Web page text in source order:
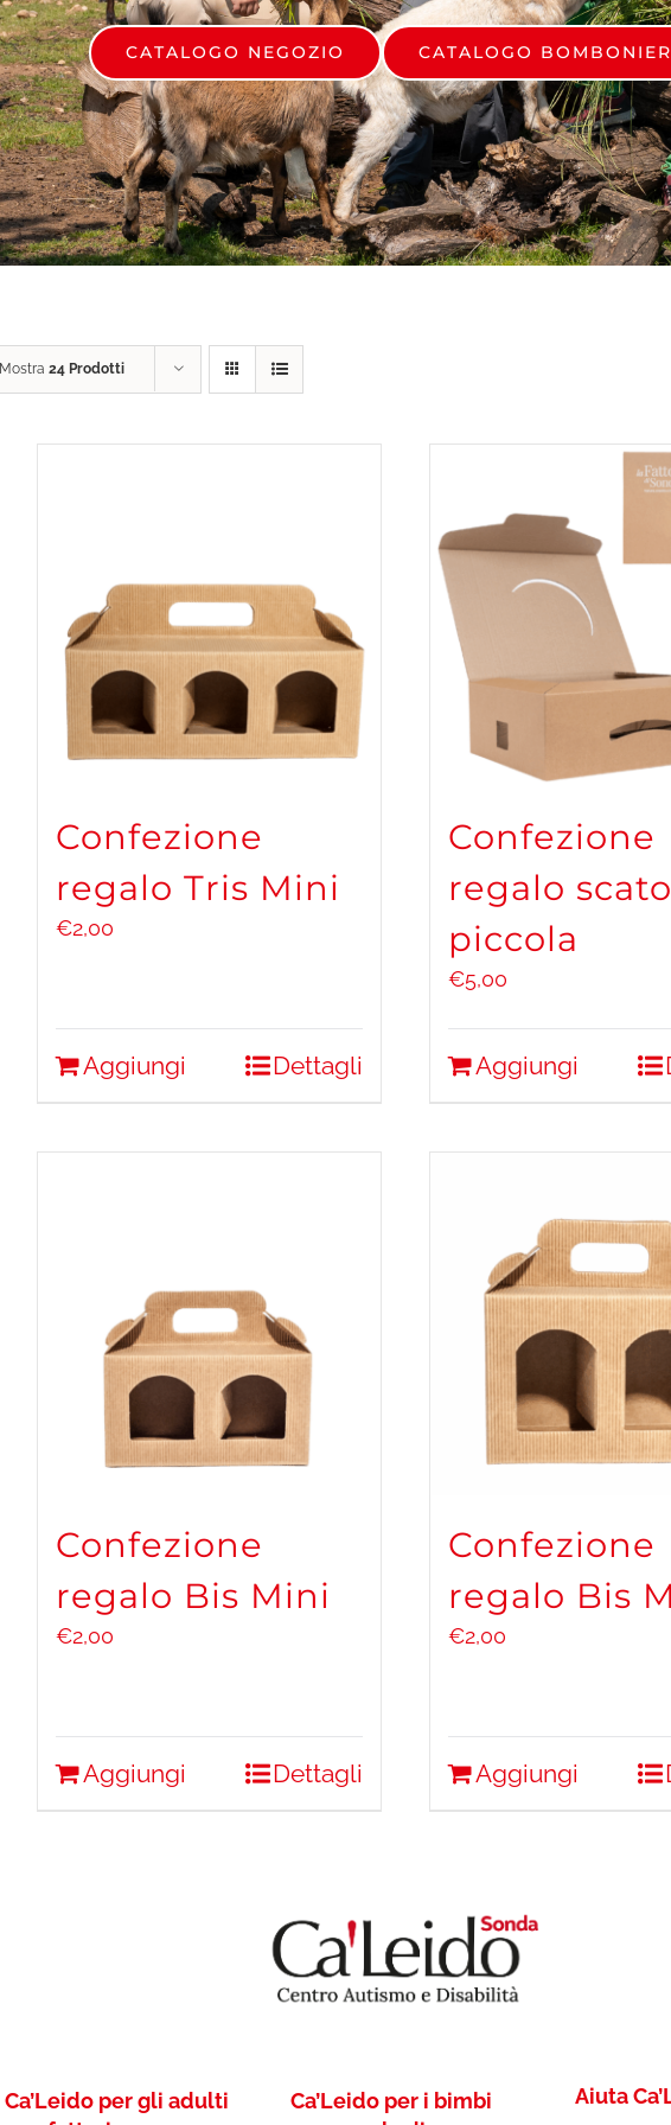
CATALOGO NEGOZIO CATALOGO
Mostra 24 Prodotti
Confezione
regalo Tris Mini
€2,00
Aggiungi Dettagli
Confezione
regalo
piccola
€5,00
Aggiungi
Confezione
regalo Bis Mini
€2,00
Aggiungi Dettagli
Confezione
regalo Bis
€2,00
Aggiungi
Ca’Leido per gli adulti
Ca’Leido per i bimbi
Aiuta